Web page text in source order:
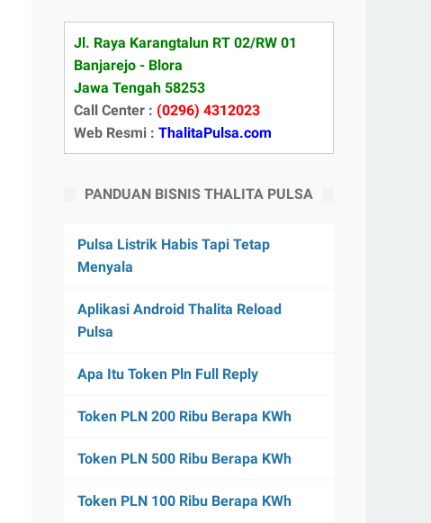
Jl. Raya Karangtalun RT 02/RW 01
Banjarejo - Blora
Jawa Tengah 58253
Call Center : (0296) 4312023
Web Resmi : ThalitaPulsa.com
PANDUAN BISNIS THALITA PULSA
Pulsa Listrik Habis Tapi Tetap
Menyala
Aplikasi Android Thalita Reload
Pulsa
Apa Itu Token Pln Full Reply
Token PLN 200 Ribu Berapa KWh
Token PLN 500 Ribu Berapa KWh
Token PLN 100 Ribu Berapa KWh